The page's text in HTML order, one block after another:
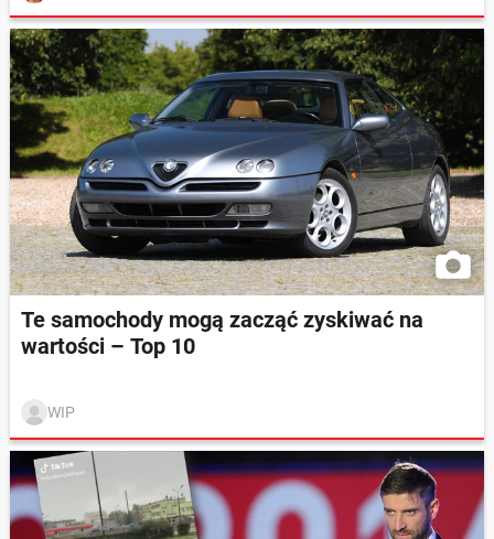
Te samochody mogą zacząć zyskiwać na
wartości – Top 10
WIP